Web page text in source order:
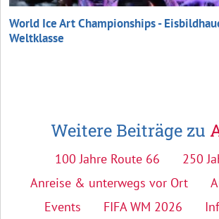
World Ice Art Championships -
Weltklasse
Weitere Beiträge zu
100 Jahre Route 66
250
Anreise & unterwegs vor Ort
Events
FIFA WM 2026